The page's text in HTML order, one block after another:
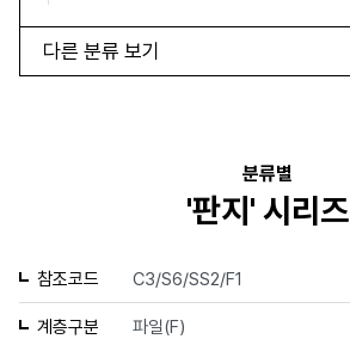
다른 분류 보기
분류별
'판지' 시리즈
참조코드 C3/S6/SS2/F1
계층구분 파일(F)